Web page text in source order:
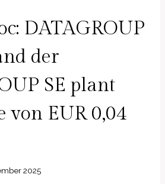
DATAGROUP
der
SE plant
von EUR 0,04
2025